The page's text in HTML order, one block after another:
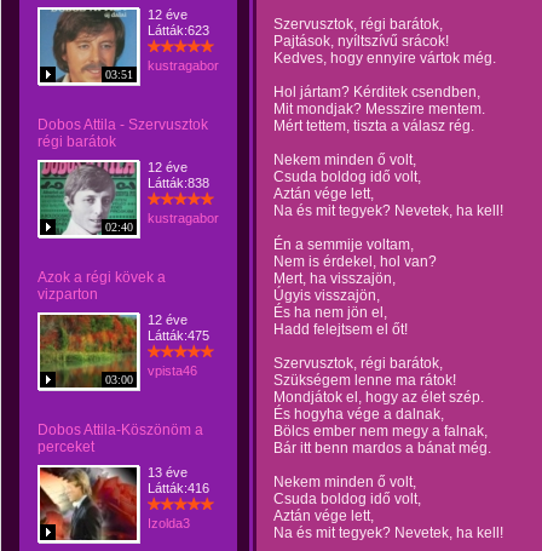
03:51
12 éve
Látták:623
kustragabor
Dobos Attila - Szervusztok
régi barátok
02:40
12 éve
Látták:838
kustragabor
Azok a régi kövek a
vizparton
03:00
12 éve
Látták:475
vpista46
Dobos Attila-Köszönöm a
perceket
13 éve
Látták:416
Izolda3
Szervusztok, régi barátok,
Pajtások, nyíltszívű srácok!
Kedves, hogy ennyire vártok még.
Hol jártam? Kérditek csendben,
Mit mondjak? Messzire mentem.
Mért tettem, tiszta a válasz rég.
Nekem minden ő volt,
Csuda boldog idő volt,
Aztán vége lett,
Na és mit tegyek? Nevetek, ha kell!
Én a semmije voltam,
Nem is érdekel, hol van?
Mert, ha visszajön,
Úgyis visszajön,
És ha nem jön el,
Hadd felejtsem el őt!
Szervusztok, régi barátok,
Szükségem lenne ma rátok!
Mondjátok el, hogy az élet szép.
És hogyha vége a dalnak,
Bölcs ember nem megy a falnak,
Bár itt benn mardos a bánat még.
Nekem minden ő volt,
Csuda boldog idő volt,
Aztán vége lett,
Na és mit tegyek? Nevetek, ha kell!